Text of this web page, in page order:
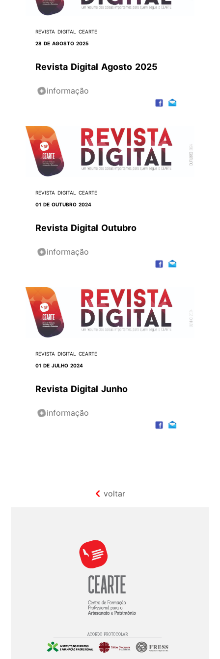
REVISTA DIGITAL CEARTE
28 DE AGOSTO 2025
Revista Digital Agosto 2025
informação
REVISTA DIGITAL CEARTE
01 DE OUTUBRO 2024
Revista Digital Outubro
informação
REVISTA DIGITAL CEARTE
01 DE JULHO 2024
Revista Digital Junho
informação
voltar